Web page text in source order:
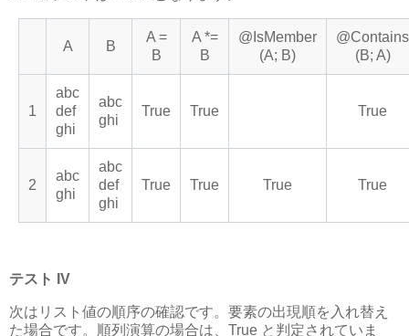
A B
A =
B
A *=
B
@IsMember
(A; B)
@Contains
(B; A)
1
abc
def
ghi
abc
ghi
True True True
2
abc
ghi
abc
def
ghi
True True True True
テスト IV
次はリスト値の順序の確認です。要素の出現順を入れ替え
た場合です。順列演算の場合は、True と判定されていま